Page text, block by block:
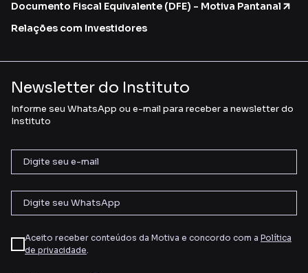
Documento Fiscal Equivalente (DFE) - Motiva Pantanal
Relações com Investidores
Newsletter do Instituto
Informe seu WhatsApp ou e-mail para receber a newsletter do
Instituto
Aceito receber conteúdos da Motiva e concordo com a Política
de privacidade